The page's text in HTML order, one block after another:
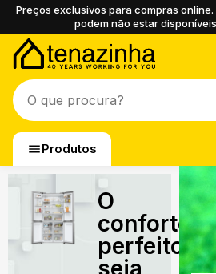
Preços exclusivos para compras
podem não estar
Produtos
O
conforto
perfeito,
seja